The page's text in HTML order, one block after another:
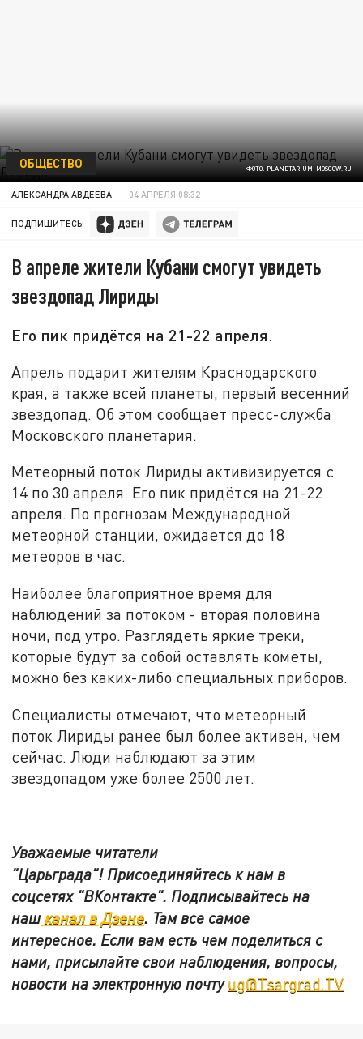
ФОТО: PLANETARIUM-MOSCOW.RU
ОБЩЕСТВО
АЛЕКСАНДРА АВДЕЕВА 04 АПРЕЛЯ 08:32
ПОДПИШИТЕСЬ:
В апреле жители Кубани смогут увидеть
звездопад Лириды
Его пик придётся на 21-22 апреля.
Апрель подарит жителям Краснодарского
края, а также всей планеты, первый весенний
звездопад. Об этом сообщает пресс-служба
Московского планетария.
Метеорный поток Лириды активизируется с
14 по 30 апреля. Его пик придётся на 21-22
апреля. По прогнозам Международной
метеорной станции, ожидается до 18
метеоров в час.
Наиболее благоприятное время для
наблюдений за потоком - вторая половина
ночи, под утро. Разглядеть яркие треки,
которые будут за собой оставлять кометы,
можно без каких-либо специальных приборов.
Специалисты отмечают, что метеорный
поток Лириды ранее был более активен, чем
сейчас. Люди наблюдают за этим
звездопадом уже более 2500 лет.
Уважаемые читатели
"Царьграда"! Присоединяйтесь к нам в
соцсетях "ВКонтакте". Подписывайтесь на
нашканал в Дзене. Там все самое
интересное. Если вам есть чем поделиться с
нами, присылайте свои наблюдения, вопросы,
новости на электронную почтуug@Tsargrad.TV